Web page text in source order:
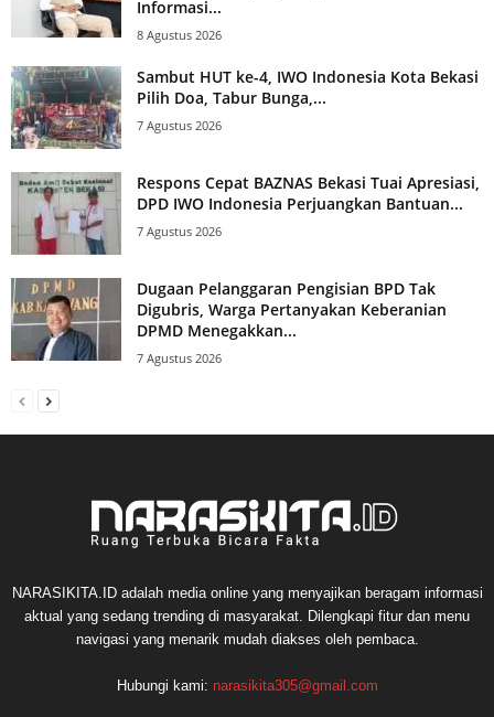
Informasi...
8 Agustus 2026
Sambut HUT ke-4, IWO Indonesia Kota Bekasi
Pilih Doa, Tabur Bunga,...
7 Agustus 2026
Respons Cepat BAZNAS Bekasi Tuai Apresiasi,
DPD IWO Indonesia Perjuangkan Bantuan...
7 Agustus 2026
Dugaan Pelanggaran Pengisian BPD Tak
Digubris, Warga Pertanyakan Keberanian
DPMD Menegakkan...
7 Agustus 2026
NARASIKITA.ID adalah media online yang menyajikan beragam informasi
aktual yang sedang trending di masyarakat. Dilengkapi fitur dan menu
navigasi yang menarik mudah diakses oleh pembaca.
Hubungi kami: narasikita305@gmail.com